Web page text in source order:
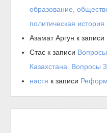
образование,
политическая
Азамат Аргун к записи
Стас к записи
Казахстана. Вопросы
настя к записи